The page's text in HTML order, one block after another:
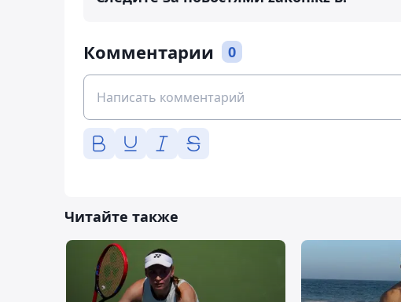
Комментарии 0
Читайте также